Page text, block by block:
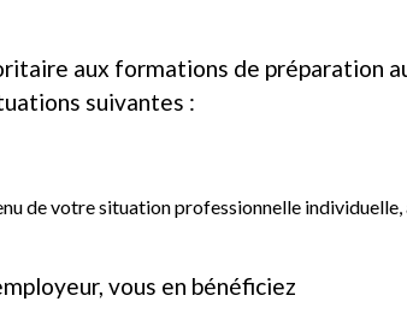
aux formations de préparation
suivantes :
de votre situation professionnelle individuelle,
vous en bénéficiez